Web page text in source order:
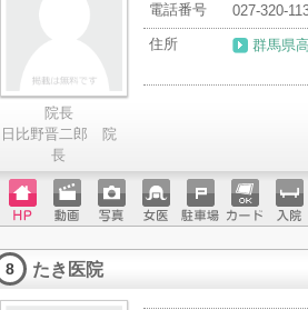
院長
日比野晋二郎 院
長
電話番号
027-320-
住所
群馬県
ホーム
ページ
動画 写真 女医 駐車場クレジ
ットカ
入院
8 たき医院